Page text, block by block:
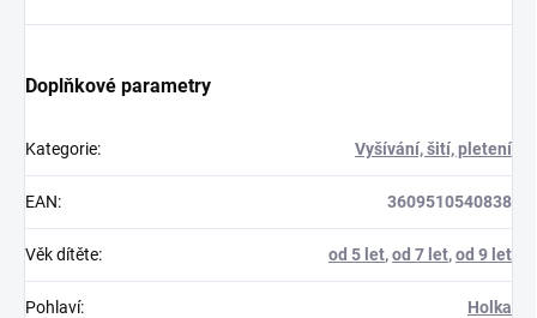
Doplňkové parametry
Kategorie: Vyšívání, šití, pletení
EAN: 3609510540838
Věk dítěte: od 5 let,od 7 let,od 9 let
Pohlaví: Holka